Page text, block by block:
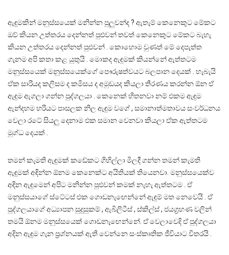
ඇඳුමකින් මනුස්සයෙක් මනින්න පුලුවන්ද ? ඇතැම් කෙනෙකුට මේකට
ඔව් කියන උත්තරය දෙන්නත් පුළුවන් තවත් කෙනෙකුට මේකට බැහැ
කියන උත්තරය දෙන්නත් පුළුවන් . කොහොම වුණත් මේ දෙපැත්ත
ගැනම අපි කතා කළ යුතුයි . මොකද ඇඳුමක් කියන්නේ ඇත්තටම
මනුස්සයෙක් මනුස්සයෙක්ගේ පෞරුෂත්වයට බලපාන දෙයක් . හැබැයි
ඒක සාරියද කලිසම ද කමිසය ද අමුඩයද කියලා තීරණය කරන්න ඕන ඒ
ඇඳුම ඇගලා ගන්න පුද්ගලයා . කෙනෙක් හිතනවා නම් එකම ඇඳුම
ඇන්දහම හරියට පාසලක නිල ඇඳුම වගේ , සමානාත්මතාවය සංවර්ධනය
වෙලා රටේ සියලු දෙනාම එක සමාන වෙනවා කියලා ඒක ඇත්තටම
මුග්ධ දෙයක් .
තමන් කැමති ඇඳුමක් කඩේකට ගිහිල්ලා මිලදී ගන්න තමන් කැමති
ඇඳුමක් අඳින්න ඕනම කෙනෙක්ට අයිතියක් තියෙනවා. මනුස්සයෙක්ව
අඳින ඇඳුමෙන් අපිට මනින්න පුළුවන් කමක් නැහැ ඇත්තටම . ඒ
මනුස්සයාගේ ස්ටේටස් එක ගොඩනැඟෙන්නේ ඇඳුම් මත නෙවෙයි . ඒ
පුද්ගලයාගේ අධ්‍යාපන සුදුසුකම් , ඇබිලිටීස් , ස්කිල්ස් , ජයග්‍රහණ වලින්
තමයි ඕනම මනුස්සයෙක් ගොඩනැඟෙන්නේ. ඒ වෙලාවෙදි ඒ පුද්ගලයා
අදින ඇඳුම ගැන ප්‍රශ්නයක් ඇති වෙන්නෙ සංස්කෘතික ජීවියාට විතරයි .